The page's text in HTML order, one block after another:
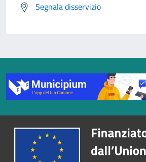
Segnala disservizio